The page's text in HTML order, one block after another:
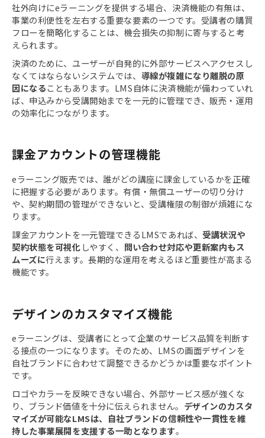
社外向けにeラーニングを提供する場合、決済機能の有無は、
事業の利便性を左右する重要な要素の一つです。受講者の購買
フローを簡略化することは、機会損失の抑制に寄与すると考
えられます。
決済のために、ユーザーが自発的に外部サービスへアクセスし
なくてはならないシステムでは、 導線が複雑になり離脱の原
因になることもあります。LMS自体に決済機能が備わっていれ
ば、申込みから受講開始までを一元的に管理でき、販売・運用
の効率化につながります。
課金アカウントの管理機能
eラーニング販売では、誰がどの講座に課金しているかを正確
に把握する必要があります。有償・無償ユーザーの切り分け
や、契約期間の管理ができないと、受講権限の制御が煩雑にな
ります。
課金アカウントを一元管理できるLMSであれば、 受講状況や
契約状態を可視化しやすく、 問い合わせ対応や更新案内もス
ムーズに行えます。長期的な運用を考えるほど重要性が高まる
機能です。
デザインのカスタマイズ機能
eラーニングは、受講者にとって企業のサービス品質を判断す
る接点の一つになります。そのため、LMSの画面デザインを
自社ブランドに合わせて調整できるかどうかは重要なポイント
です。
ロゴやカラーを反映できない場合、外部サービス感が強くな
り、ブランド価値を十分に伝えられません。 デザインのカスタ
マイズが可能なLMSは、自社ブランドの信頼性や一貫性を維
持した事業展開を支援する一助となります。